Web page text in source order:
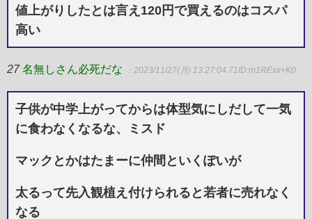
値上がりしたとは言え120円で買えるのはコスパ
高い
27 名無しさん必死だな ：2023/11/27(月) 13:27:04.71 ID:m1RExx+K0
子供が中学上がってからは体型気にしだして一気
に食わなくなるな、ミスド
マックとかはたまーに仲間といくぽいが
太るって先入観植え付けられると若者に売れなく
なる